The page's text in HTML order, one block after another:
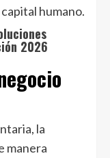
humano.
2026
la
manera